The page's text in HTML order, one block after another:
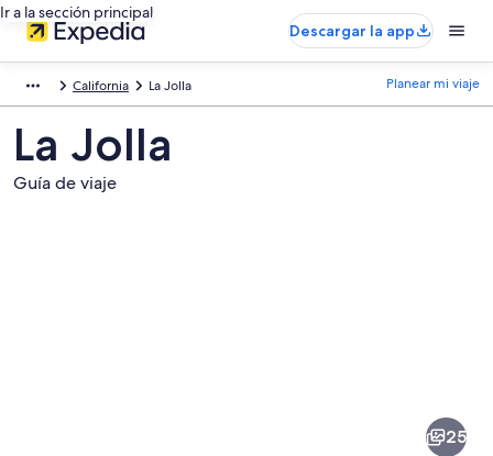
Ir a la sección principal
Descargar la app
California La Jolla Planear mi viaje
La Jolla
Guía de viaje
25